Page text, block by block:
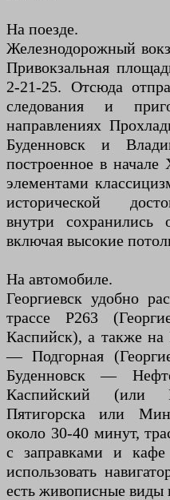
На поезде.
Железнодорожный
Привокзальная
2-21-25. Отсюда
следования и
направлениях
Буденновск и
построенное в
элементами
исторической
внутри сохранились
включая высокие
На автомобиле.
Георгиевск удобно
трассе Р263
Каспийск), а также
— Подгорная
Буденновск —
Каспийский (или
Пятигорска или
около 30-40 минут,
с заправками и кафе
использовать
есть живописные виды